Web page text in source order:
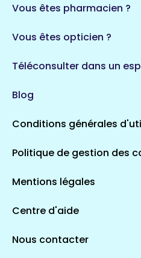
Vous êtes pharmacien ?
Vous êtes opticien ?
Téléconsulter dans un
Blog
Conditions générales
Politique de gestion des
Mentions légales
Centre d'aide
Nous contacter